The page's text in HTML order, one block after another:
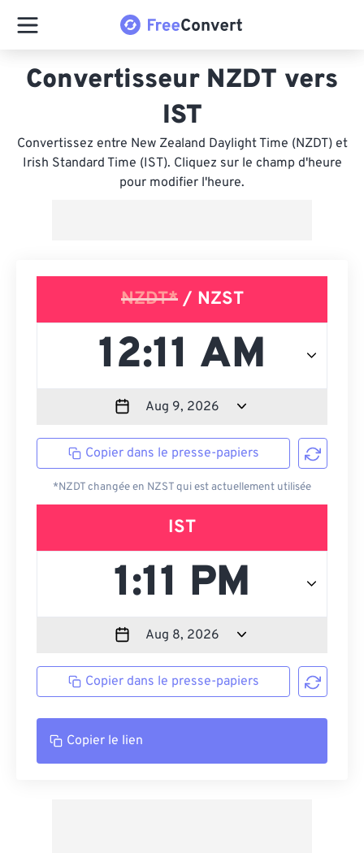
Convertisseur NZDT vers
IST
Convertissez entre New Zealand Daylight Time (NZDT) et
Irish Standard Time (IST). Cliquez sur le champ d'heure
pour modifier l'heure.
NZDT*/ NZST
Copier dans le presse-papiers
*NZDT changée en NZST qui est actuellement utilisée
IST
Copier dans le presse-papiers
Copier le lien